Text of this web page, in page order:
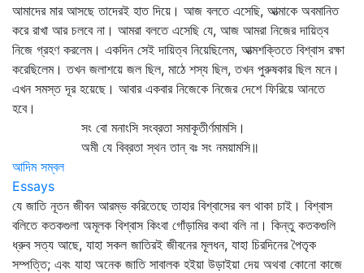
আমাদের মার আসছে তাদেরই হাত দিয়ে। আজ বলতে এসেছি, আত্মাকে অবমানিত
করে রাখা আর চলবে না। আমরা বলতে এসেছি যে, আজ আমরা নিজের দায়িত্ব
নিজে গ্রহণ করলেম। একদিন সেই দায়িত্ব নিয়েছিলেম, আত্মশক্তিতে বিশ্বাস রক্ষা
করেছিলেম। তখন জলাশয়ে জল ছিল, মাঠে শস্য ছিল, তখন পুরুষকার ছিল মনে।
এখন সমস্ত দূর হয়েছে। আবার একবার নিজেকে নিজের দেশে ফিরিয়ে আনতে
হবে।
সং বো মনাংসি সংব্রতা সমাকূতীর্ণমামসি।
অমী যে বিব্রতা স্থন তান্‌ বঃ সং নময়ামসি॥
আদিম সম্বল
Essays
যে জাতি নূতন জীবন আরম্ভ করিতেছে তাহার বিশ্বাসের বল থাকা চাই। বিশ্বাস
বলিতে কতকগুলা অমূলক বিশ্বাস কিংবা গোঁড়ামির কথা বলি না। কিন্তু কতকগুলি
ধ্রুব সত্য আছে, যাহা সকল জাতিরই জীবনের মূলধন, যাহা চিরদিনের পৈতৃক
সম্পত্তি; এবং যাহা অনেক জাতি সাবালক হইয়া উড়াইয়া দেয় অথবা কোনো কাজে